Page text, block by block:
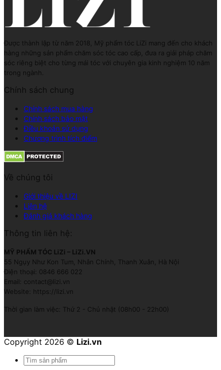
Được thành lập từ năm 2018, Mỹ phẩm tóc LiZi mang đến cho khách
hàng những sản phẩm chăm sóc tóc cao cấp, đưa ra giải pháp chăm
sóc riêng biệt cho từng mái tóc với chuyên gia kinh nghiệm 10 năm
trong ngành.
Chính sách chung
Chính sách mua hàng
Chính sách bảo mật
Điều khoản sử dụng
Chương trình tích điểm
Về chúng tôi
Giới thiệu về LIZI
Liên hệ
Đánh giá khách hàng
Thông tin liên hệ:
MỸ PHẨM TÓC LiZi – LiZi.VN
55 Ngụy Như Kon Tum, Nhân Chính, Thanh Xuân, Hà Nội
Điện thoại: 0846 666 022
Email: contact@lizi.vn
Website: https://lizi.vn
Thời gian làm việc: Thứ 2 - Chủ nhật (08h00 - 22h00)
Copyright 2026 © Lizi.vn
Tìm